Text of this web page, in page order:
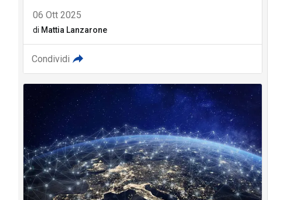
06 Ott 2025
di Mattia Lanzarone
Condividi